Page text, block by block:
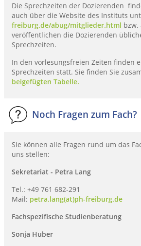
Die Sprechzeiten der Dozierenden
auch über die Website des Instituts
freiburg.de/abug/mitglieder.html bzw.
veröffentlichen die Dozierenden
Sprechzeiten.
In den vorlesungsfreien Zeiten finden
Sprechzeiten statt. Sie finden Sie
beigefügten Tabelle.
Noch Fragen zum Fach?
Sie können alle Fragen rund um das
uns stellen:
Sekretariat - Petra Lang
Tel.: +49 761 682-291
Mail: petra.lang(at)ph-freiburg.de
Fachspezifische Studienberatung
Sonja Huber